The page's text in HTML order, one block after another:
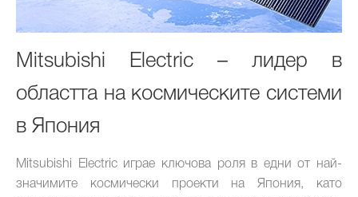
Mitsubishi Electric – лидер в
областта на космическите системи
в Япония
Mitsubishi Electric играе ключова роля в едни от най-
значимите космически проекти на Япония, като